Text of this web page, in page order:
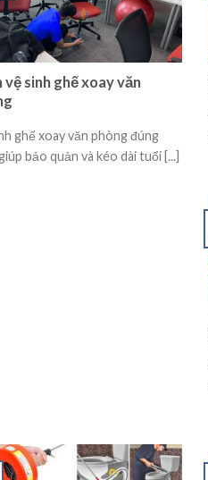
vệ sinh ghế xoay văn
ghế xoay văn phòng đúng
bảo quản và kéo dài tuổi [...]